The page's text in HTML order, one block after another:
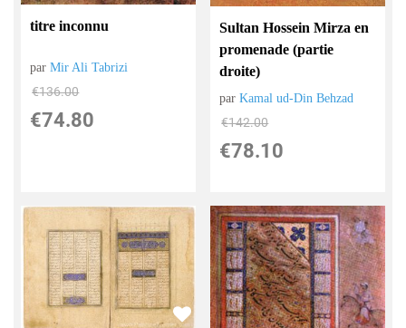
titre inconnu
parMir Ali Tabrizi
€136.00
€74.80
Sultan Hossein Mirza en
promenade (partie
droite)
parKamal ud-Din Behzad
€142.00
€78.10